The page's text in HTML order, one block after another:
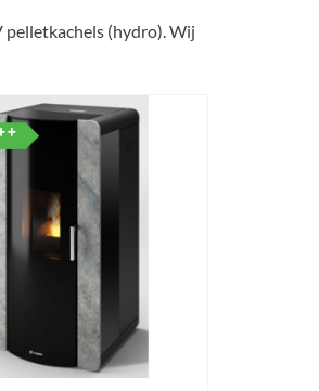
pelletkachels (hydro). Wij